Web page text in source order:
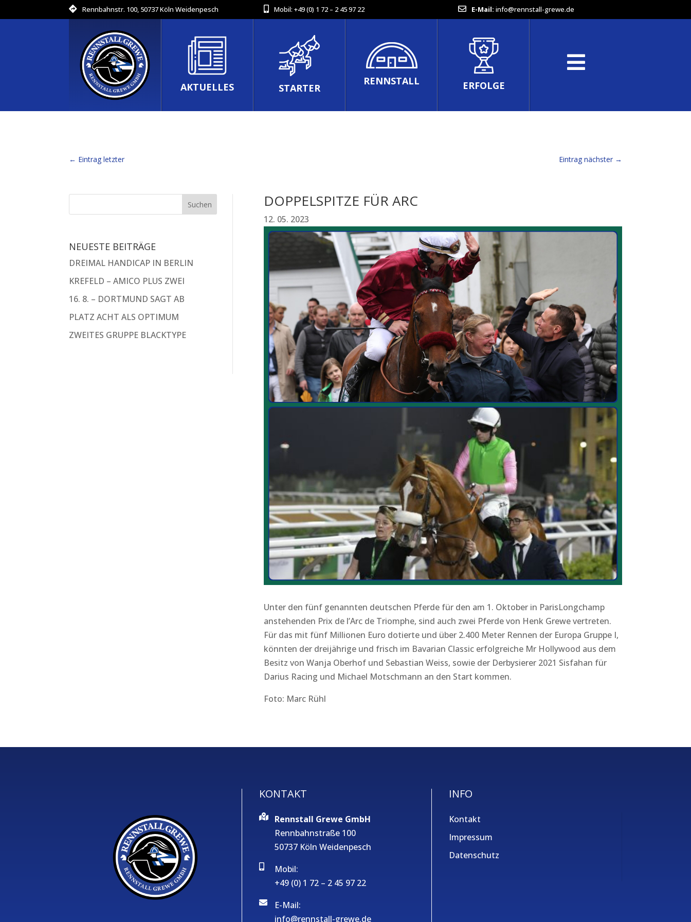
Rennbahnstr. 100, 50737 Köln Weidenpesch Mobil: +49 (0) 1 72 – 2 45 97 22 E-Mail: info@rennstall-grewe.de
AKTUELLES STARTER
RENNSTALL ERFOLGE
← Eintrag letzter Eintrag nächster→
NEUESTE BEITRÄGE
DREIMAL HANDICAP IN BERLIN
KREFELD – AMICO PLUS ZWEI
16. 8. – DORTMUND SAGT AB
PLATZ ACHT ALS OPTIMUM
ZWEITES GRUPPE BLACKTYPE
DOPPELSPITZE FÜR ARC
12. 05. 2023
Unter den fünf genannten deutschen Pferde für den am 1. Oktober in ParisLongchamp
anstehenden Prix de l’Arc de Triomphe, sind auch zwei Pferde von Henk Grewe vertreten.
Für das mit fünf Millionen Euro dotierte und über 2.400 Meter Rennen der Europa Gruppe I,
könnten der dreijährige und frisch im Bavarian Classic erfolgreiche Mr Hollywood aus dem
Besitz von Wanja Oberhof und Sebastian Weiss, sowie der Derbysierer 2021 Sisfahan für
Darius Racing und Michael Motschmann an den Start kommen.
Foto: Marc Rühl
KONTAKT
Rennstall Grewe GmbH
Rennbahnstraße 100
50737 Köln Weidenpesch
Mobil:
+49 (0) 1 72 – 2 45 97 22
E-Mail:
info@rennstall-grewe.de
INFO
Kontakt
Impressum
Datenschutz